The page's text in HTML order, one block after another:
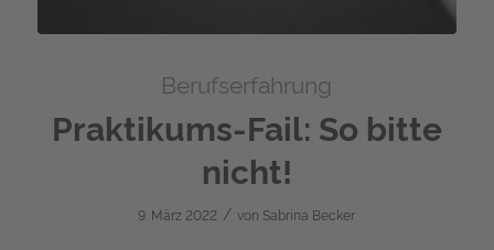
Berufserfahrung
Praktikums-Fail: So bitte
nicht!
9. März 2022 / von Sabrina Becker